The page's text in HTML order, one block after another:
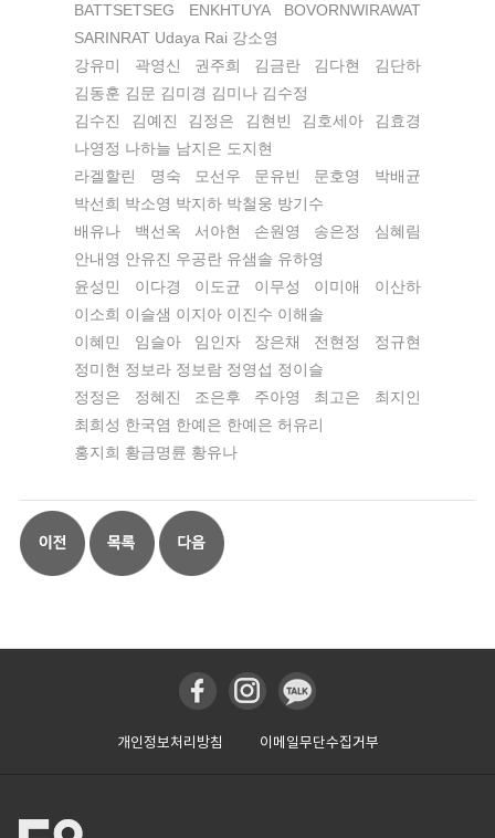
BATTSETSEG ENKHTUYA BOVORNWIRAWAT
SARINRAT Udaya Rai 강소영
강유미 곽영신 권주희 김금란 김다현 김단하
김동훈 김문 김미경 김미나 김수정
김수진 김예진 김정은 김현빈 김호세아 김효경
나영정 나하늘 남지은 도지현
라겔할린 명숙 모선우 문유빈 문호영 박배균
박선희 박소영 박지하 박철웅 방기수
배유나 백선옥 서아현 손원영 송은정 심혜림
안내영 안유진 우공란 유샘솔 유하영
윤성민 이다경 이도균 이무성 이미애 이산하
이소희 이슬샘 이지아 이진수 이해솔
이혜민 임슬아 임인자 장은채 전현정 정규현
정미현 정보라 정보람 정영섭 정이슬
정정은 정혜진 조은후 주아영 최고은 최지인
최희성 한국염 한예은 한예은 허유리
홍지희 황금명륜 황유나
개인정보처리방침 이메일무단수집거부